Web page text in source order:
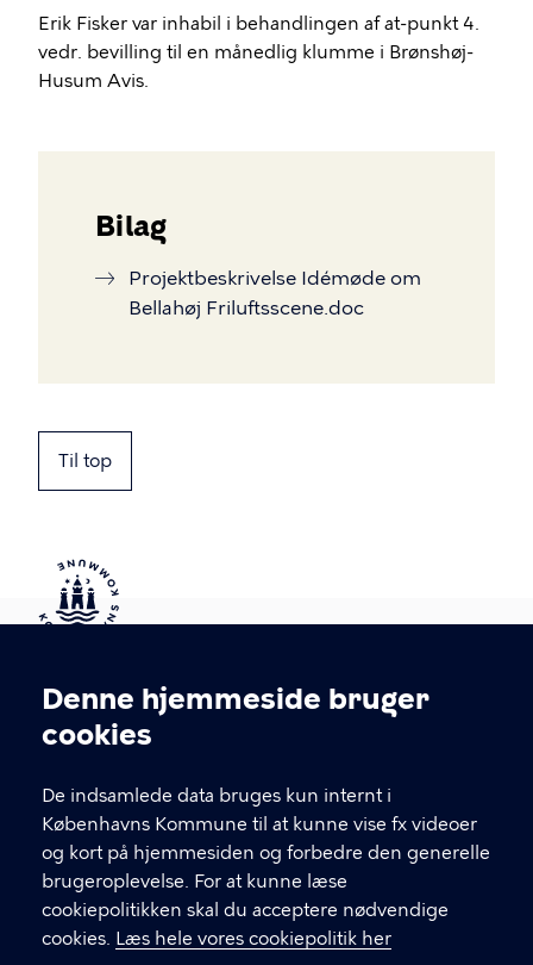
Cookieindstillinger
Denne hjemmeside bruger
cookies
De indsamlede data bruges kun internt i
Københavns Kommune til at kunne vise fx videoer
og kort på hjemmesiden og forbedre den generelle
brugeroplevelse. For at kunne læse
cookiepolitikken skal du acceptere nødvendige
cookies. Læs hele vores cookiepolitik her
Erik Fisker var inhabil i behandlingen af at-punkt 4.
vedr. bevilling til en månedlig klumme i Brønshøj-
Husum Avis.
Bilag
Projektbeskrivelse Idémøde om
Bellahøj Friluftsscene.doc
Til top
Kontakt Københavns Kommune
T
fFind andre kontakter her
CVR-nummer64942212
GENVEJE